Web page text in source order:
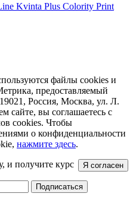
Kvinta Plus Colority Print
файлы cookies и
предоставляемый
Россия, Москва, ул. Л.
сайте, вы соглашаетесь с
cookies. Чтобы
о конфиденциальности
нажмите здесь.
Я согласен
и получите курс